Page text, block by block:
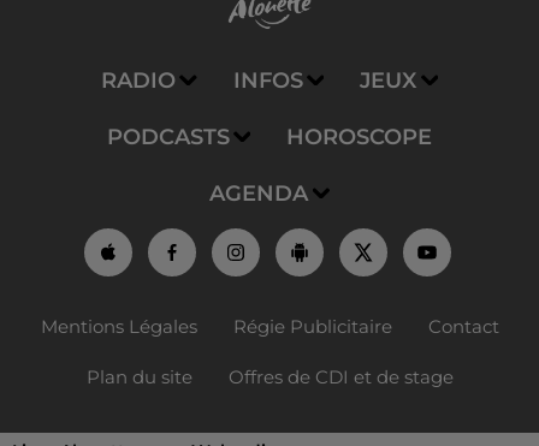
RADIO INFOS JEUX
PODCASTS HOROSCOPE
AGENDA
Mentions Légales Régie Publicitaire Contact
Plan du site Offres de CDI et de stage